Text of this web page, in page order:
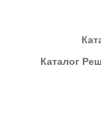
К
Каталог